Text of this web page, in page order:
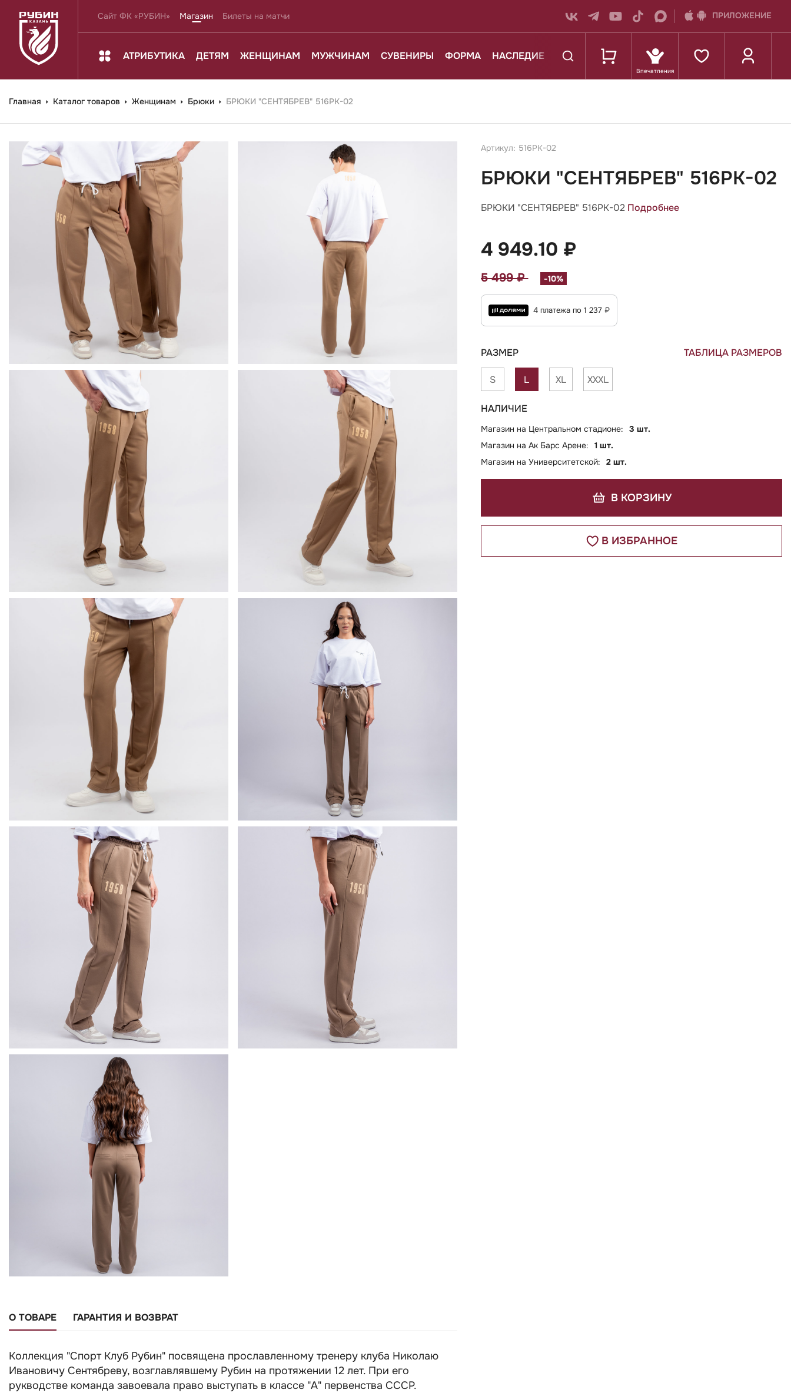
Сайт ФК «РУБИН» Магазин Билеты на матчи ПРИЛОЖЕНИЕ
АТРИБУТИКА ДЕТЯМ ЖЕНЩИНАМ МУЖЧИНАМ СУВЕНИРЫ ФОРМА НАСЛЕДИЕ К ШКОЛЕ
Главная Каталог товаров Женщинам Брюки БРЮКИ "СЕНТЯБРЕВ" 516РК-02
О ТОВАРЕ ГАРАНТИЯ И ВОЗВРАТ
Коллекция "Спорт Клуб Рубин" посвящена прославленному тренеру клуба Николаю
Ивановичу Сентябреву, возглавлявшему Рубин на протяжении 12 лет. При его
рукводстве команда завоевала право выступать в классе "А" первенства СССР.
Артикул: 516РК-02
БРЮКИ "СЕНТЯБРЕВ" 516РК-02
БРЮКИ "СЕНТЯБРЕВ" 516РК-02 Подробнее
4 949.10 ₽
5 499 ₽ -10%
4 платежа по 1 237 ₽
РАЗМЕР ТАБЛИЦА РАЗМЕРОВ
S L XL XXXL
НАЛИЧИЕ
Магазин на Центральном стадионе:
3 шт.
Магазин на Ак Барс Арене:
1 шт.
Магазин на Университетской:
2 шт.
В КОРЗИНУ
В ИЗБРАННОЕ